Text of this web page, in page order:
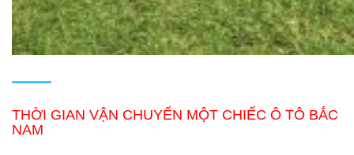
THỜI GIAN VẬN CHUYỂN MỘT CHIẾC Ô TÔ BẮC
NAM